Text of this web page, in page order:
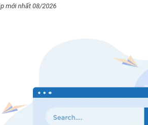
mới nhất 08/2026